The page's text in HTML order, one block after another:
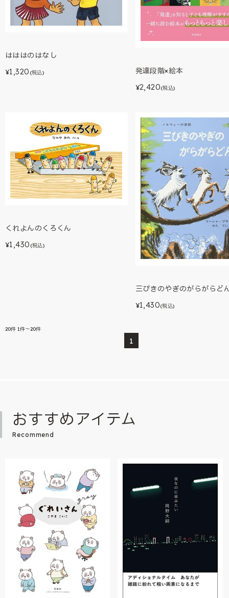
はははのはなし
¥1,320 (税込) 発達段階×絵本
¥2,420(税込)
くれよんのくろくん
¥1,430 (税込)
三びきのやぎのがらがらど
¥1,430(税込)
20件 1件～20件
1
おすすめアイテム
Recommend